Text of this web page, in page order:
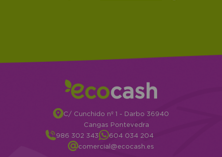
C/ Cunchido nº 1 - Darbo 36940
Cangas Pontevedra
986 302 343
604 034 204
comercial@ecocash.es